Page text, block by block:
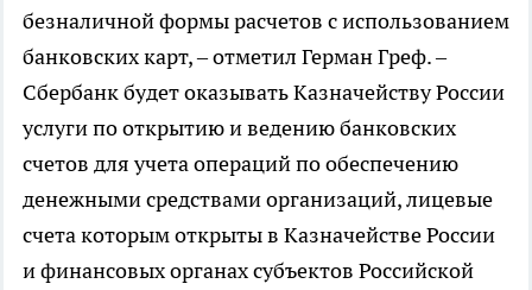
безналичной формы расчетов с использованием
банковских карт, – отметил Герман Греф. –
Сбербанк будет оказывать Казначейству России
услуги по открытию и ведению банковских
счетов для учета операций по обеспечению
денежными средствами организаций, лицевые
счета которым открыты в Казначействе России
и финансовых органах субъектов Российской